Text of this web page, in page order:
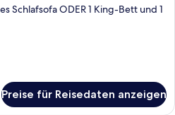
Schlafsofa ODER 1 King-Bett und 1
Preise für Reisedaten anzeigen